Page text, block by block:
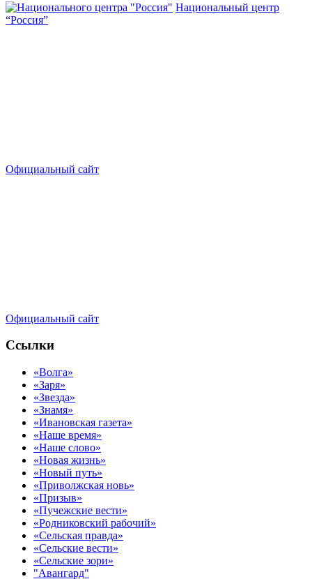
Национальный центр
“Россия”
Официальный сайт
Официальный сайт
Ссылки
«Волга»
«Заря»
«Звезда»
«Знамя»
«Ивановская газета»
«Наше время»
«Наше слово»
«Новая жизнь»
«Новый путь»
«Приволжская новь»
«Призыв»
«Пучежские вести»
«Родниковский рабочий»
«Сельская правда»
«Сельские вести»
«Сельские зори»
"Авангард"